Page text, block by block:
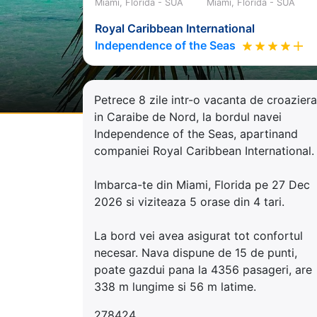
Miami, Florida - SUA Miami, Florida - SUA
Royal Caribbean International
Independence of the Seas
Petrece 8 zile intr-o vacanta de croaziera
in Caraibe de Nord, la bordul navei
Independence of the Seas, apartinand
companiei Royal Caribbean International.
Imbarca-te din Miami, Florida pe 27 Dec
2026 si viziteaza 5 orase din 4 tari.
La bord vei avea asigurat tot confortul
necesar. Nava dispune de 15 de punti,
poate gazdui pana la 4356 pasageri, are
338 m lungime si 56 m latime.